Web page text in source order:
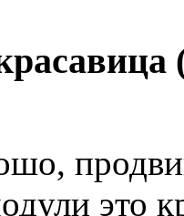
это